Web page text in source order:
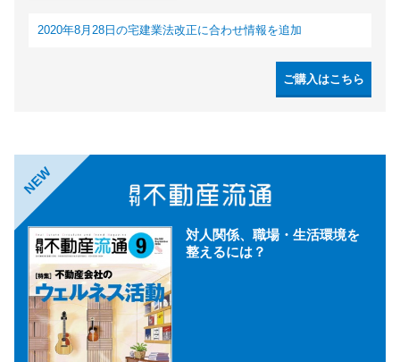
2020年8月28日の宅建業法改正に合わせ情報を追加
ご購入はこちら
NEW
対人関係、職場・生活環境を
整えるには？